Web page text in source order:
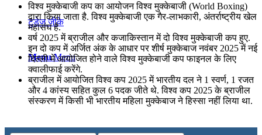
टुडेज जीके
Menu Menu
विश्व मुक्केबाजी कप का आयोजन विश्व मुक्केबाजी (World Boxing)
द्वारा किया जाता है. विश्व मुक्केबाजी एक गैर-लाभकारी, अंतर्राष्ट्रीय खेल
महासंघ है.
वर्ष 2025 में ब्राजील और कजाकिस्तान में दो विश्व मुक्केबाजी कप हुए.
इन दो कप में अर्जित अंक के आधार पर शीर्ष मुक्केबाज नवंबर 2025 में नई
दिल्ली में आयोजित होने वाले विश्व मुक्केबाजी कप फाइनल के लिए
क्वालीफाई करेंगे.
ब्राजील में आयोजित विश्व कप 2025 में भारतीय दल ने 1 स्वर्ण, 1 रजत
और 4 कांस्य सहित कुल 6 पदक जीते थे. विश्व कप 2025 के ब्राजील
संस्करण में किसी भी भारतीय महिला मुक्केबाज ने हिस्सा नहीं लिया था.